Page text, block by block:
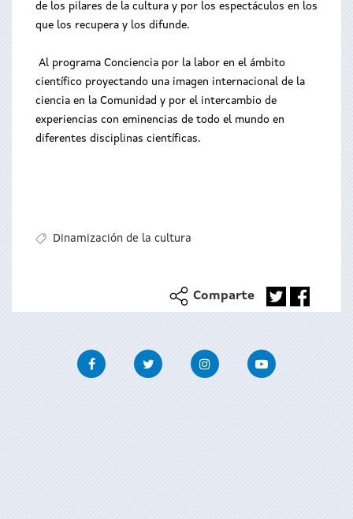
de los pilares de la cultura y por los espectáculos en los
que los recupera y los difunde.
Al programa Conciencia por la labor en el ámbito
científico proyectando una imagen internacional de la
ciencia en la Comunidad y por el intercambio de
experiencias con eminencias de todo el mundo en
diferentes disciplinas científicas.
Dinamización de la cultura
Comparte
FacebookTwitter InstagramYoutube